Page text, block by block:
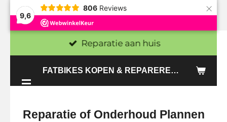
9,6
806 Reviews ×
direct
hoofdinhoud
FATBIKES KOPEN & REPAREREN IN DEN HAAG EN ZOETERMEER - SACHE BIKES
Reparatie aan huis
Reparatie of Onderhoud Plannen